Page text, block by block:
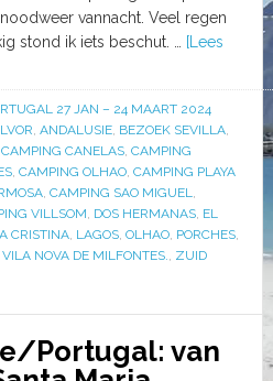
vannacht. Veel regen
stond ik iets beschut. …
[Lees
27 JAN – 24 MAART 2024
, ANDALUSIE, BEZOEK SEVILLA,
CAMPING CANELAS, CAMPING
, CAMPING OLHAO, CAMPING PLAYA
, CAMPING SAO MIGUEL,
VILLSOM, DOS HERMANAS, EL
CRISTINA, LAGOS, OLHAO, PORCHES,
VILA NOVA DE MILFONTES., ZUID
Portugal: van